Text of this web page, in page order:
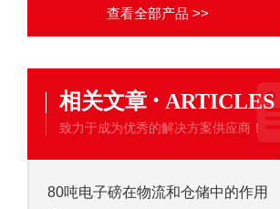
查看全部产品 >>
相关文章 · ARTICLES
致力于成为优秀的解决方案供应商！
80吨电子磅在物流和仓储中的作用